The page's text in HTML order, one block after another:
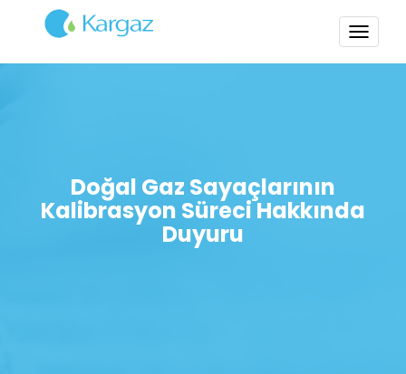
Doğal Gaz Sayaçlarının
Kalibrasyon Süreci Hakkında
Duyuru